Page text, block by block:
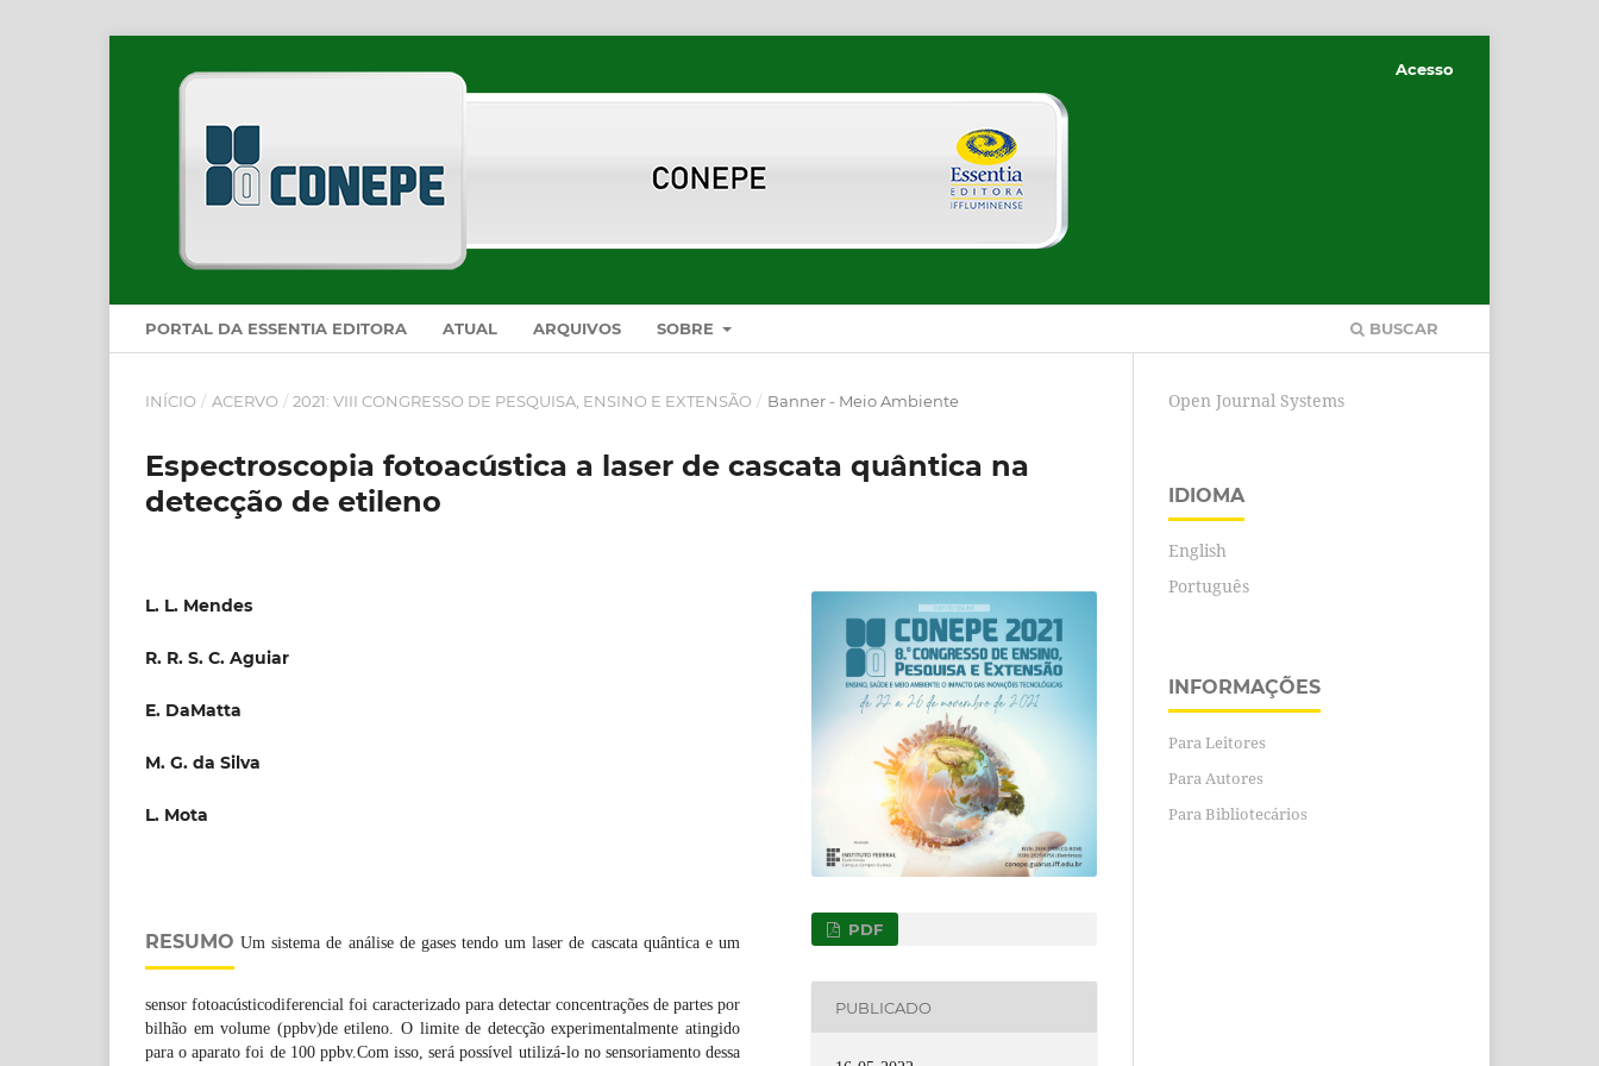
PORTAL DA ESSENTIA EDITORA ATUAL ARQUIVOS SOBRE BUSCAR
Acesso
INÍCIO / ACERVO / 2021: VIII CONGRESSO DE PESQUISA, ENSINO E EXTENSÃO / Banner - Meio Ambiente
Espectroscopia fotoacústica a laser de cascata quântica na
detecção de etileno
L. L. Mendes
R. R. S. C. Aguiar
E. DaMatta
M. G. da Silva
L. Mota
RESUMO Um sistema de análise de gases tendo um laser de cascata quântica e um
sensor fotoacústicodiferencial foi caracterizado para detectar concentrações de partes por
bilhão em volume (ppbv)de etileno. O limite de detecção experimentalmente atingido
para o aparato foi de 100 ppbv.Com isso, será possível utilizá-lo no sensoriamento dessa
PDF
PUBLICADO
Open Journal Systems
IDIOMA
English
Português
INFORMAÇÕES
Para Leitores
Para Autores
Para Bibliotecários